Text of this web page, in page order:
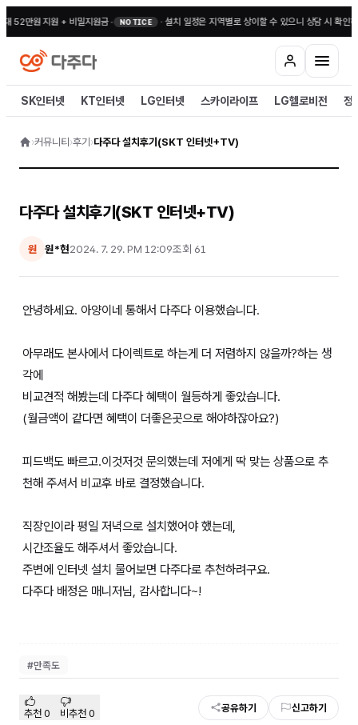
52만원 지원 + 비밀지원금• NOTICE · 설치 일정은 지역별로 상이할 수 있으니 상담 시 확인해
SK인터넷 KT인터넷 LG인터넷 스카이라이프 LG헬로비전 정
›커뮤니티 ›후기 ›다주다 설치후기(SKT 인터넷+TV)
다주다 설치후기(SKT 인터넷+TV)
원 원*현2024. 7. 29. PM 12:09조회 61
안녕하세요. 아양이네 통해서 다주다 이용했습니다.
아무래도 본사에서 다이렉트로 하는게 더 저렴하지 않을까?하는 생
각에
비교견적 해봤는데 다주다 혜택이 월등하게 좋았습니다.
(월금액이 같다면 혜택이 더좋은곳으로 해야하잖아요?)
피드백도 빠르고.이것저것 문의했는데 저에게 딱 맞는 상품으로 추
천해 주셔서 비교후 바로 결정했습니다.
직장인이라 평일 저녁으로 설치했어야 했는데,
시간조율도 해주셔서 좋았습니다.
주변에 인터넷 설치 물어보면 다주다로 추천하려구요.
다주다 배정은 매니저님, 감사합니다~!
#만족도
추천 0 비추천 0 공유하기 신고하기